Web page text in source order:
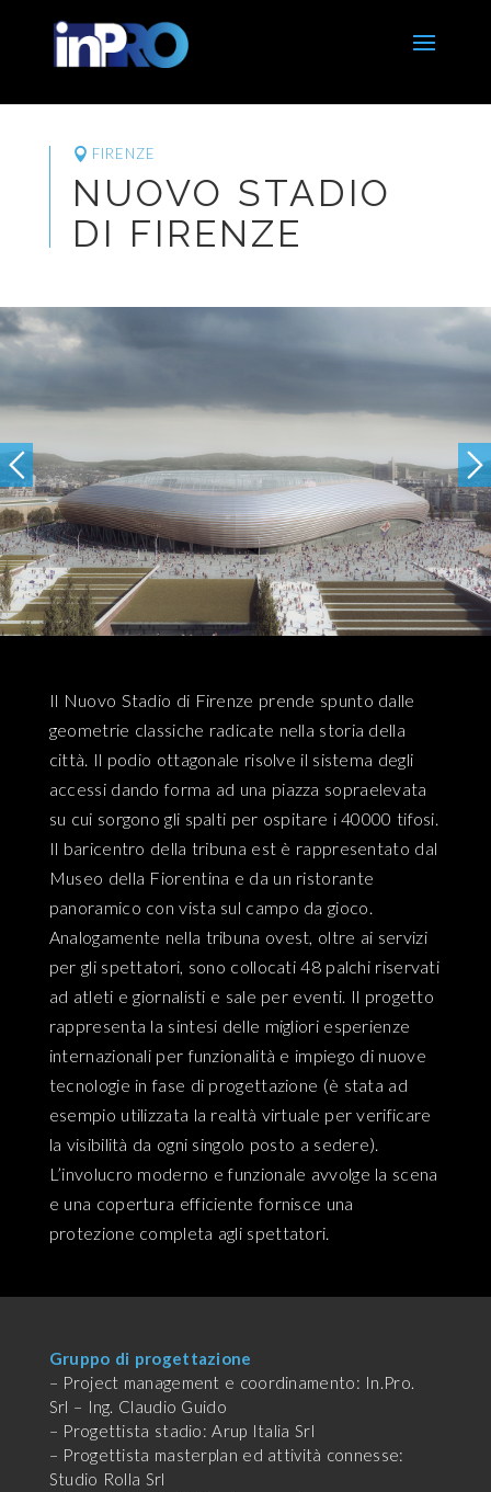
FIRENZE
NUOVO STADIO
DI FIRENZE
Il Nuovo Stadio di Firenze prende spunto dalle
geometrie classiche radicate nella storia della
città. Il podio ottagonale risolve il sistema degli
accessi dando forma ad una piazza sopraelevata
su cui sorgono gli spalti per ospitare i 40000 tifosi.
Il baricentro della tribuna est è rappresentato dal
Museo della Fiorentina e da un ristorante
panoramico con vista sul campo da gioco.
Analogamente nella tribuna ovest, oltre ai servizi
per gli spettatori, sono collocati 48 palchi riservati
ad atleti e giornalisti e sale per eventi. Il progetto
rappresenta la sintesi delle migliori esperienze
internazionali per funzionalità e impiego di nuove
tecnologie in fase di progettazione (è stata ad
esempio utilizzata la realtà virtuale per verificare
la visibilità da ogni singolo posto a sedere).
L’involucro moderno e funzionale avvolge la scena
e una copertura efficiente fornisce una
protezione completa agli spettatori.
Gruppo di progettazione
– Project management e coordinamento: In.Pro.
Srl – Ing. Claudio Guido
– Progettista stadio: Arup Italia Srl
– Progettista masterplan ed attività connesse:
Studio Rolla Srl